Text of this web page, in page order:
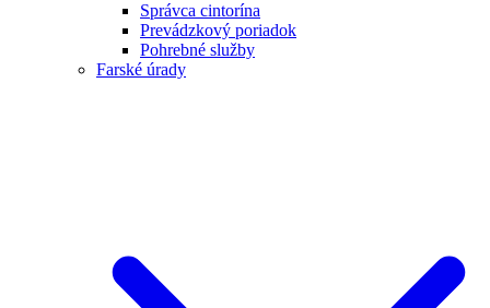
Správca cintorína
Prevádzkový poriadok
Pohrebné služby
Farské úrady